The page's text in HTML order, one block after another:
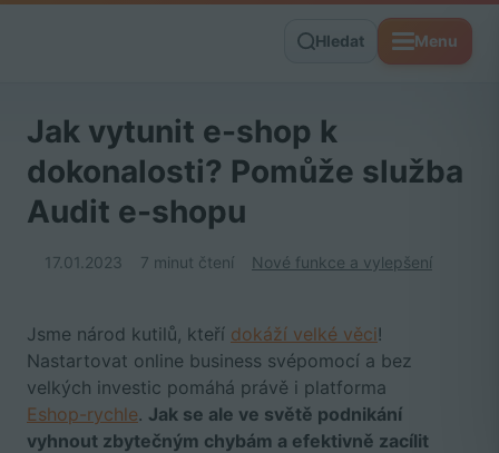
Hledat Menu
Jak vytunit e-shop k
dokonalosti? Pomůže služba
Audit e-shopu
17.01.2023 7 minut čtení Nové funkce a vylepšení
Jsme národ kutilů, kteří dokáží velké věci!
Nastartovat online business svépomocí a bez
velkých investic pomáhá právě i platforma
Eshop-rychle. Jak se ale ve světě podnikání
vyhnout zbytečným chybám a efektivně zacílit